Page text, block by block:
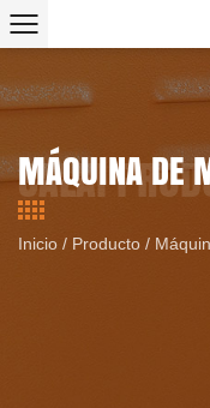
MÁQUINA DE
Inicio / Producto /